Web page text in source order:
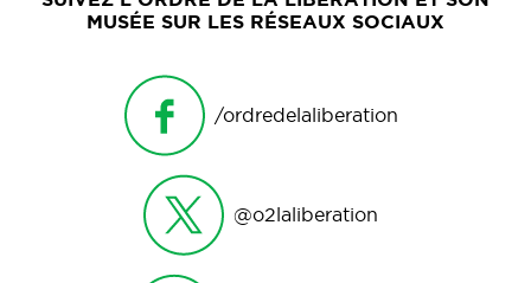
MUSÉE SUR LES RÉSEAUX SOCIAUX
/ordredelaliberation
@o2laliberation